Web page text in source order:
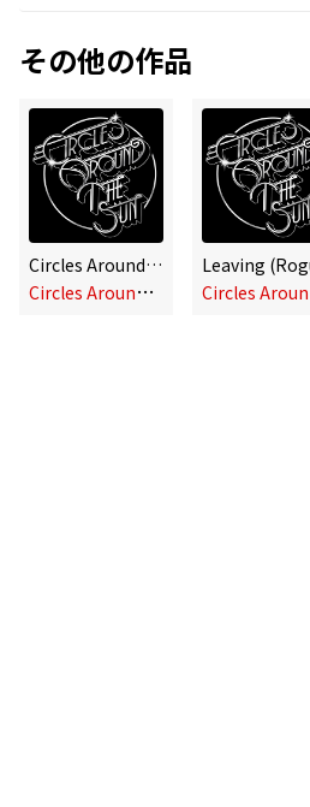
その他の作品
Circles Around the Sun
C
ircles Around the Sun